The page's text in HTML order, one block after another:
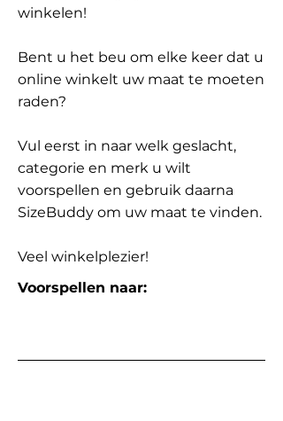
winkelen!
Bent u het beu om elke keer dat u
online winkelt uw maat te moeten
raden?
Vul eerst in naar welk geslacht,
categorie en merk u wilt
voorspellen en gebruik daarna
SizeBuddy om uw maat te vinden.
Veel winkelplezier!
Voorspellen naar: